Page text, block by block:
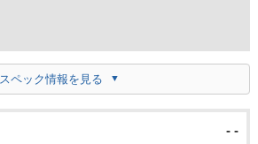
スペック情報を見る
- -